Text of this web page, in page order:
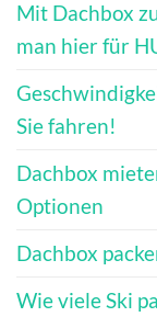
Mit Dachbox
man hier für
Sie fahren!
Dachbox
Optionen
Dachbox
Wie viele Ski